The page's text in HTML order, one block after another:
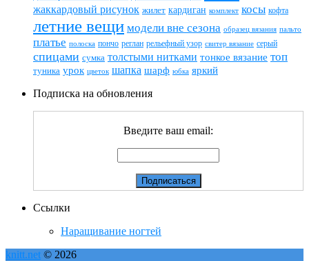
жаккардовый рисунок жилет кардиган комплект косы кофта
летние вещи модели вне сезона образец вязания пальто
платье полоска пончо реглан рельефный узор свитер вязание серый
спицами сумка толстыми нитками тонкое вязание топ
туника урок цветок шапка шарф юбка яркий
Подписка на обновления
Введите ваш email:
Ссылки
Наращивание ногтей
knitt.net © 2026